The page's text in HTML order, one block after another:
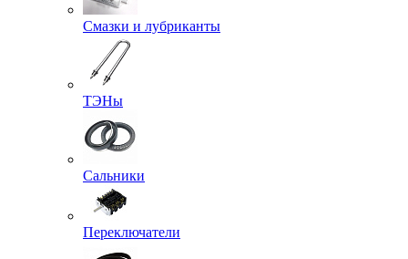
Смазки и лубриканты
ТЭНы
Сальники
Переключатели